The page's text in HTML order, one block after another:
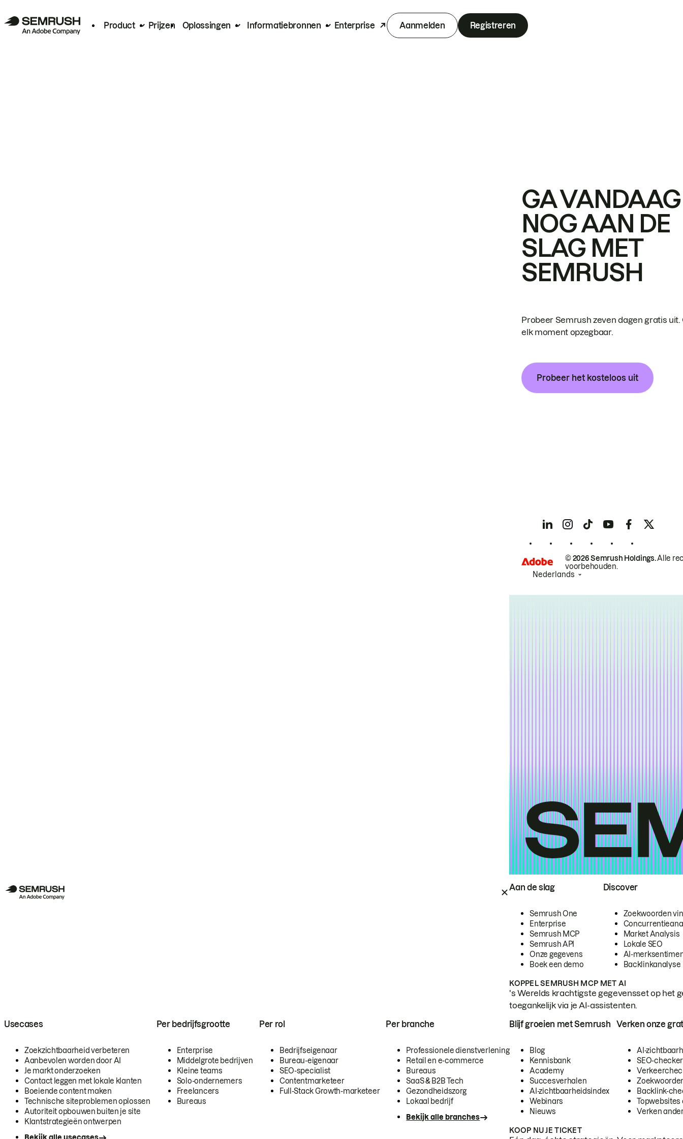
Product Prijzen Oplossingen Informatiebronnen Enterprise Aanmelden Registreren
Aan de slag
Semrush One
Enterprise
Semrush MCP
Semrush API
Onze gegevens
Boek een demo
Discover
Zoekwoorden
Market Analysis
Lokale SEO
AI-
Backlinkanalyse
KOPPEL SEMRUSH MCP MET AI
's Werelds krachtigste gegevensset op het
toegankelijk via je AI-assistenten.
Usecases
Zoekzichtbaarheid verbeteren
Aanbevolen worden door AI
Je markt onderzoeken
Contact leggen met lokale klanten
Boeiende content maken
Technische siteproblemen oplossen
Autoriteit opbouwen buiten je site
Klantstrategieën ontwerpen
Per bedrijfsgrootte
Enterprise
Middelgrote bedrijven
Kleine teams
Solo-ondernemers
Freelancers
Bureaus
Per rol
Bedrijfseigenaar
Bureau-eigenaar
SEO-specialist
Contentmarketeer
Full-Stack Growth-marketeer
Per branche
Professionele dienstverlening
Retail en e-commerce
Bureaus
SaaS & B2B Tech
Gezondheidszorg
Lokaal bedrijf
Bekijk alle branches
Blijf groeien met Semrush
Blog
Kennisbank
Academy
Succesverhalen
AI-zichtbaarheidsindex
Webinars
Nieuws
Verken onze
AI-
SEO-checker
Backlink-
Topwebsites
Verken
KOOP NU JE TICKET
GA VANDAAG
NOG AAN DE
SLAG MET
SEMRUSH
Probeer Semrush zeven dagen gratis uit.
elk moment opzegbaar.
Probeer het kosteloos uit
© 2026 Semrush Holdings.Alle
voorbehouden.
Nederlands